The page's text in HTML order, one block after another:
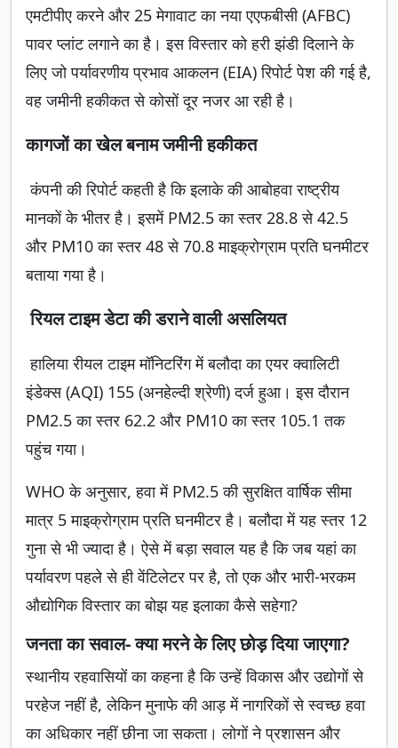
एमटीपीए करने और 25 मेगावाट का नया एएफबीसी (AFBC)
पावर प्लांट लगाने का है। इस विस्तार को हरी झंडी दिलाने के
लिए जो पर्यावरणीय प्रभाव आकलन (EIA) रिपोर्ट पेश की गई है,
वह जमीनी हकीकत से कोसों दूर नजर आ रही है।
कागजों का खेल बनाम जमीनी हकीकत
कंपनी की रिपोर्ट कहती है कि इलाके की आबोहवा राष्ट्रीय
मानकों के भीतर है। इसमें PM2.5 का स्तर 28.8 से 42.5
और PM10 का स्तर 48 से 70.8 माइक्रोग्राम प्रति घनमीटर
बताया गया है।
रियल टाइम डेटा की डराने वाली असलियत
हालिया रीयल टाइम मॉनिटरिंग में बलौदा का एयर क्वालिटी
इंडेक्स (AQI) 155 (अनहेल्दी श्रेणी) दर्ज हुआ। इस दौरान
PM2.5 का स्तर 62.2 और PM10 का स्तर 105.1 तक
पहुंच गया।
WHO के अनुसार, हवा में PM2.5 की सुरक्षित वार्षिक सीमा
मात्र 5 माइक्रोग्राम प्रति घनमीटर है। बलौदा में यह स्तर 12
गुना से भी ज्यादा है। ऐसे में बड़ा सवाल यह है कि जब यहां का
पर्यावरण पहले से ही वेंटिलेटर पर है, तो एक और भारी-भरकम
औद्योगिक विस्तार का बोझ यह इलाका कैसे सहेगा?
जनता का सवाल- क्या मरने के लिए छोड़ दिया जाएगा?
स्थानीय रहवासियों का कहना है कि उन्हें विकास और उद्योगों से
परहेज नहीं है, लेकिन मुनाफे की आड़ में नागरिकों से स्वच्छ हवा
का अधिकार नहीं छीना जा सकता। लोगों ने प्रशासन और